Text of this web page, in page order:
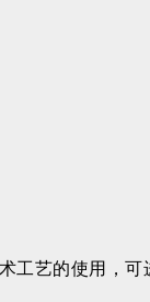
艺的使用，